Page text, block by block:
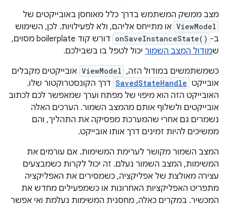
מצב ממשק המשתמש בדרך כלל מאוחסן באובייקטים של
ViewModel או מתייחס אליהם, ולא לפעילויות. לכן, השימוש
ב- onSaveInstanceState()
דורש קוד boilerplate מסוים,
שמודול המצב השמור יכול לטפל בו בשבילכם.
כשמשתמשים במודול הזה, ViewModel אובייקטים מקבלים
אובייקט SavedStateHandle דרך הקונסטרוקטור שלו.
האובייקט הזה הוא מיפוי של מפתח וערך שמאפשר לכם לכתוב
אובייקטים ולשלוף אותם מהמצב השמור. הערכים האלה
נשמרים גם אחרי שהמערכת מפסיקה את התהליך, והם
ממשיכים להיות זמינים דרך אותו אובייקט.
המצב השמור מקושר לערימת המשימות. אם עורמים את
המשימות, המצב השמור נעלם. זה יכול לקרות כשמבצעים
עצירה מאולצת של אפליקציה, כשמסירים את האפליקציה
מתפריט האפליקציות האחרונות או כשמפעילים מחדש את
המכשיר. במקרים כאלה, מחסנית המשימות נעלמת ואי אפשר